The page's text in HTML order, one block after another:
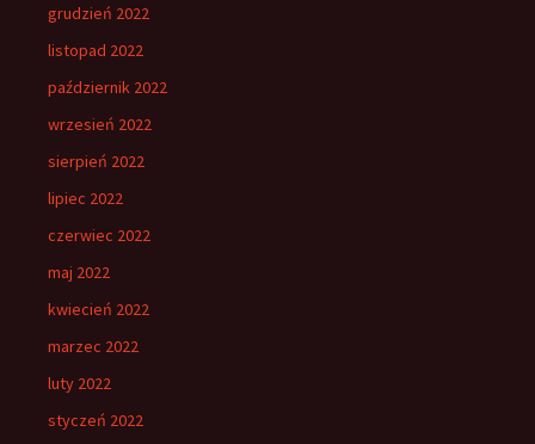
grudzień 2022
listopad 2022
październik 2022
wrzesień 2022
sierpień 2022
lipiec 2022
czerwiec 2022
maj 2022
kwiecień 2022
marzec 2022
luty 2022
styczeń 2022